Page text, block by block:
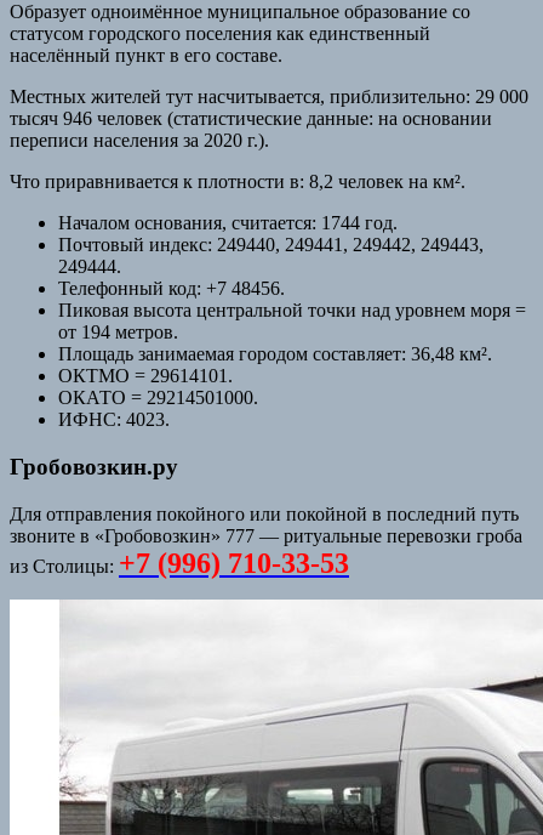
Образует одноимённое муниципальное образование со
статусом городского поселения как единственный
населённый пункт в его составе.
Местных жителей тут насчитывается, приблизительно: 29 000
тысяч 946 человек (статистические данные: на основании
переписи населения за 2020 г.).
Что приравнивается к плотности в: 8,2 человек на км².
Началом основания, считается: 1744 год.
Почтовый индекс: 249440, 249441, 249442, 249443,
249444.
Телефонный код: +7 48456.
Пиковая высота центральной точки над уровнем моря =
от 194 метров.
Площадь занимаемая городом составляет: 36,48 км².
ОКТМО = 29614101.
ОКАТО = 29214501000.
ИФНС: 4023.
Гробовозкин.ру
Для отправления покойного или покойной в последний путь
звоните в «Гробовозкин» 777 — ритуальные перевозки гроба
из Столицы: +7 (996) 710-33-53